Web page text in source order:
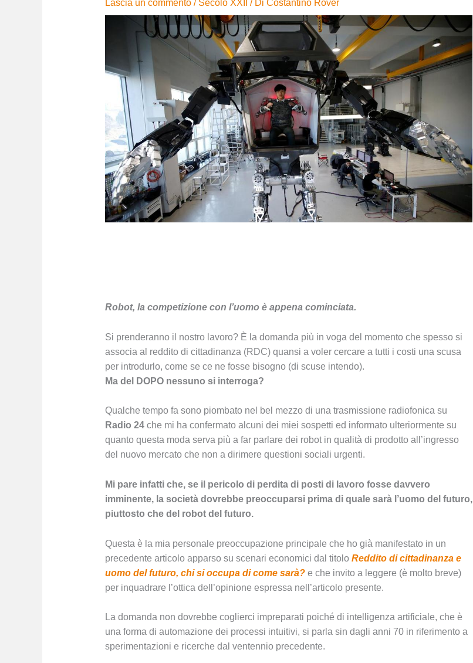
Lascia un commento / Secolo XXII / Di Costantino Rover
Robot, la competizione con l’uomo è appena cominciata.
Si prenderanno il nostro lavoro? È la domanda più in voga del momento che spesso si
associa al reddito di cittadinanza (RDC) quansi a voler cercare a tutti i costi una scusa
per introdurlo, come se ce ne fosse bisogno (di scuse intendo).
Ma del DOPO nessuno si interroga?
Qualche tempo fa sono piombato nel bel mezzo di una trasmissione radiofonica su
Radio 24che mi ha confermato alcuni dei miei sospetti ed informato ulteriormente su
quanto questa moda serva più a far parlare dei robot in qualità di prodotto all’ingresso
del nuovo mercato che non a dirimere questioni sociali urgenti.
Mi pare infatti che, se il pericolo di perdita di posti di lavoro fosse davvero
imminente, la società dovrebbe preoccuparsi prima di quale sarà l’uomo del futuro,
piuttosto che del robot del futuro.
Questa è la mia personale preoccupazione principale che ho già manifestato in un
precedente articolo apparso su scenari economici dal titolo Reddito di cittadinanza e
uomo del futuro, chi si occupa di come sarà?e che invito a leggere (è molto breve)
per inquadrare l’ottica dell’opinione espressa nell’articolo presente.
La domanda non dovrebbe coglierci impreparati poiché di intelligenza artificiale, che è
una forma di automazione dei processi intuitivi, si parla sin dagli anni 70 in riferimento a
sperimentazioni e ricerche dal ventennio precedente.